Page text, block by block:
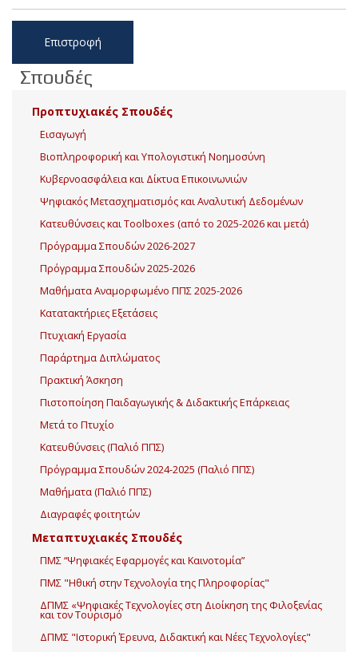
Επιστροφή
Σπουδές
Προπτυχιακές Σπουδές
Εισαγωγή
Βιοπληροφορική και Υπολογιστική Νοημοσύνη
Κυβερνοασφάλεια και Δίκτυα Επικοινωνιών
Ψηφιακός Μετασχηματισμός και Αναλυτική Δεδομένων
Κατευθύνσεις και Toolboxes (από το 2025-2026 και μετά)
Πρόγραμμα Σπουδών 2026-2027
Πρόγραμμα Σπουδών 2025-2026
Μαθήματα Αναμορφωμένο ΠΠΣ 2025-2026
Κατατακτήριες Εξετάσεις
Πτυχιακή Εργασία
Παράρτημα Διπλώματος
Πρακτική Άσκηση
Πιστοποίηση Παιδαγωγικής & Διδακτικής Επάρκειας
Μετά το Πτυχίο
Κατευθύνσεις (Παλιό ΠΠΣ)
Πρόγραμμα Σπουδών 2024-2025 (Παλιό ΠΠΣ)
Μαθήματα (Παλιό ΠΠΣ)
Διαγραφές φοιτητών
Μεταπτυχιακές Σπουδές
ΠΜΣ “Ψηφιακές Εφαρμογές και Καινοτομία”
ΠΜΣ "Ηθική στην Τεχνολογία της Πληροφορίας"
ΔΠΜΣ «Ψηφιακές Τεχνολογίες στη Διοίκηση της Φιλοξενίας
και τον Τουρισμό
ΔΠΜΣ "Ιστορική Έρευνα, Διδακτική και Νέες Τεχνολογίες"